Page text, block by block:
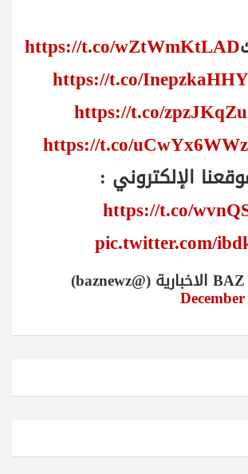
https://t.co/wZtWmKtLAD
https://t.co/InepzkaHHY
https://t.co/
https://t.co/
الإلكتروني :
https://t.co/
pic.twitter.com/